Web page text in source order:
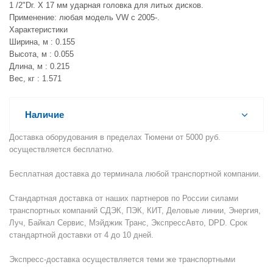
1 /2"Dг. Х 17 мм ударная головка для литых дисков.
Применение: любая модель VW с 2005-.
Характеристики
Ширина, м : 0.155
Высота, м : 0.055
Длина, м : 0.215
Вес, кг : 1.571
Наличие
Доставка оборудования в пределах Тюмени от 5000 руб.
осуществляется бесплатно.
Бесплатная доставка до терминала любой транспортной компании.
Стандартная доставка от наших партнеров по России силами
транспортных компаний СДЭК, ПЭК, КИТ, Деловые линии, Энергия,
Луч, Байкал Сервис, Мэйджик Транс, ЭкспрессАвто, DPD. Срок
стандартной доставки от 4 до 10 дней.
Экспресс-доставка осуществляется теми же транспортными